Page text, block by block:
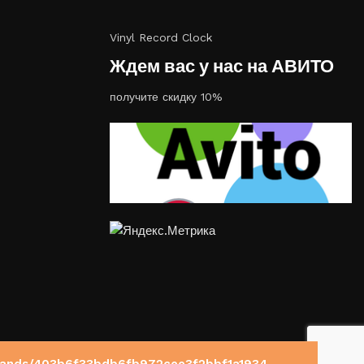
Vinyl Record Clock
Ждем вас у нас на АВИТО
получите скидку 10%